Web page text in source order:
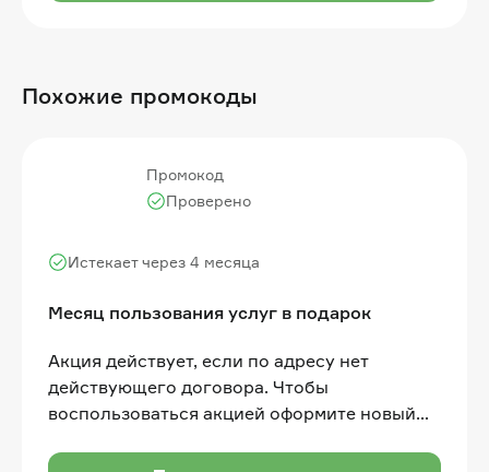
Похожие промокоды
Промокод
Месяц пользования услуг в подарок
Истекает через 4 месяца
Проверено
Акция действует, если по адресу нет
действующего договора. Чтобы
воспользоваться акцией оформите новый
согласно выбранному тарифу, получите 1